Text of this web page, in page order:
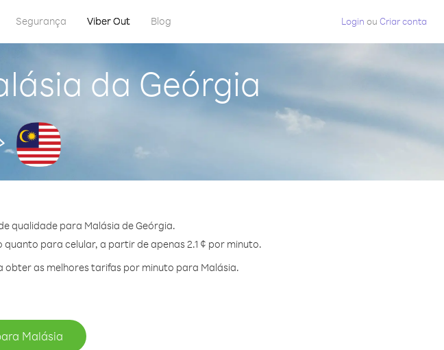
Segurança Viber Out Blog Login ou Criar conta
da Geórgia
qualidade para Malásia de Geórgia.
para celular, a partir de apenas 2.1 ¢ por minuto.
as melhores tarifas por minuto para Malásia.
Malásia